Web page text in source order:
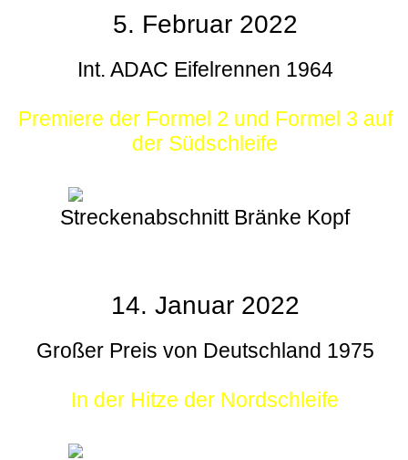
5. Februar 2022
Int. ADAC Eifelrennen 1964
Premiere der Formel 2 und Formel 3 auf
der Südschleife
Streckenabschnitt Bränke Kopf
14. Januar 2022
Großer Preis von Deutschland 1975
In der Hitze der Nordschleife